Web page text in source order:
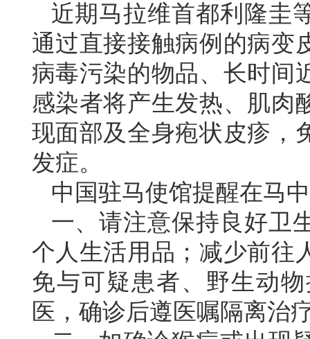
近期马拉维首都利隆圭
通过直接接触病例的病变
病毒污染的物品、长时间
感染者将产生发热、肌肉
现面部及全身疱状皮疹，
发症。
中国驻马使馆提醒在马
一、请注意保持良好卫
个人生活用品；减少前往
免与可疑患者、野生动
医，确诊后遵医嘱隔离治